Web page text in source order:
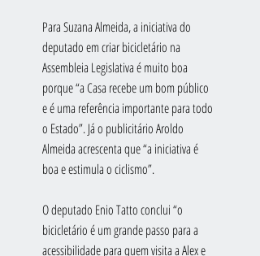
Para Suzana Almeida, a iniciativa do
deputado em criar bicicletário na
Assembleia Legislativa é muito boa
porque “a Casa recebe um bom público
e é uma referência importante para todo
o Estado”. Já o publicitário Aroldo
Almeida acrescenta que “a iniciativa é
boa e estimula o ciclismo”.
O deputado Enio Tatto conclui “o
bicicletário é um grande passo para a
acessibilidade para quem visita a Alex e